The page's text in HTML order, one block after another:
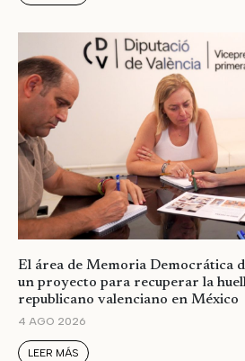
El área de Memoria Democrática
un proyecto para recuperar la
republicano valenciano en México
4 AGO 2026
LEER MÁS